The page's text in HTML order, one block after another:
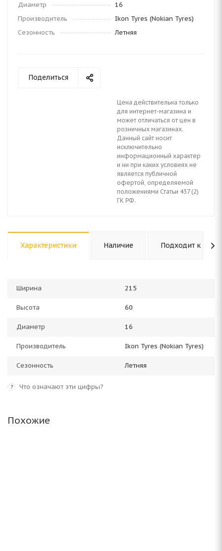
Диаметр
16
Производитель
Ikon Tyres (Nokian Tyres)
Сезонность
Летняя
Поделиться
Цена действительна только
для интернет-магазина и
может отличаться от цен в
розничных магазинах.
Данный сайт носит
исключительно
информационный характер
и ни при каких условиях не
является публичной
офертой, определяемой
положениями Статьи 437 (2)
ГК РФ.
Характеристики Наличие Подходит к авто
Ширина 215
Высота 60
Диаметр 16
Производитель Ikon Tyres (Nokian Tyres)
Сезонность Летняя
? Что означают эти цифры?
Похожие